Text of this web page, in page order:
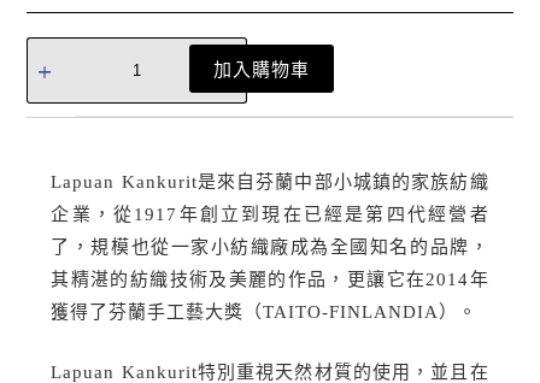
加入購物車
Lapuan Kankurit是來自芬蘭中部小城鎮的家族紡織
企業，從1917年創立到現在已經是第四代經營者
了，規模也從一家小紡織廠成為全國知名的品牌，
其精湛的紡織技術及美麗的作品，更讓它在2014年
獲得了芬蘭手工藝大獎（TAITO-FINLANDIA）。
Lapuan Kankurit特別重視天然材質的使用，並且在